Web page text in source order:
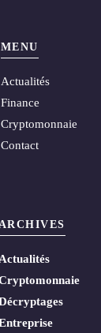
MENU
Actualités
Finance
Cryptomonnaie
Contact